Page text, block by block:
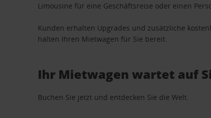
Limousine für eine Geschäftsreise oder einen
Kunden erhalten Upgrades und zusätzliche
halten Ihren Mietwagen für Sie bereit.
Ihr Mietwagen wartet auf
Buchen Sie jetzt und entdecken Sie die Welt.